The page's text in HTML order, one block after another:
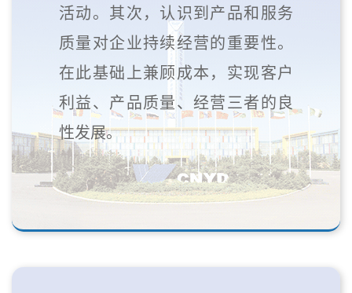
活动。其次，认识到产品和服务
质量对企业持续经营的重要性。
在此基础上兼顾成本，实现客户
利益、产品质量、经营三者的良
性发展。